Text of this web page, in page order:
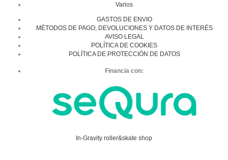
Varios
GASTOS DE ENVIO
MÉTODOS DE PAGO, DEVOLUCIONES Y DATOS DE INTERÉS
AVISO LEGAL
POLÍTICA DE COOKIES
POLÍTICA DE PROTECCIÓN DE DATOS
Financia con:
In-Gravity roller&skate shop